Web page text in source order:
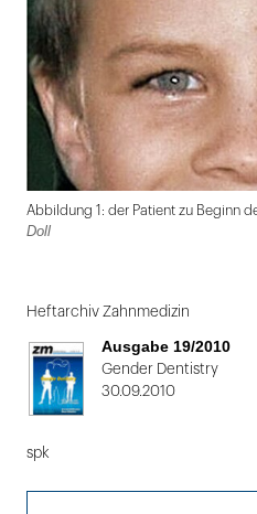
Abbildung 1: der Patient zu Beginn
Doll
1
von
2
Heftarchiv Zahnmedizin
Ausgabe 19/2010
Gender Dentistry
30.09.2010
spk